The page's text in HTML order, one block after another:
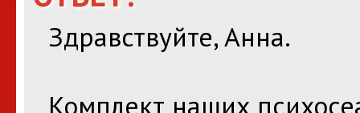
Здравствуйте, Анна.
Комплект наших